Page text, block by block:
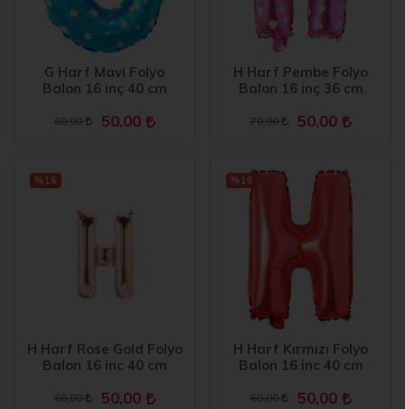
G Harf Mavi Folyo
Balon 16 inç 40 cm
60,00 50,00
H Harf Pembe Folyo
Balon 16 inç 36 cm
70,00 50,00
H Harf Rose Gold Folyo
Balon 16 inc 40 cm
60,00 50,00
%16
H Harf Kırmızı Folyo
Balon 16 inc 40 cm
60,00 50,00
%16